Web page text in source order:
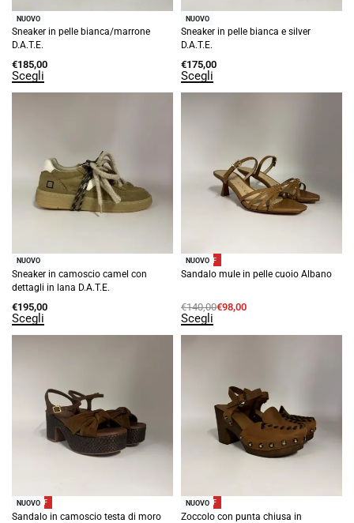
NUOVO
Sneaker in pelle bianca/marrone
D.A.T.E.
€185,00
Scegli
NUOVO
Sneaker in pelle bianca e silver
D.A.T.E.
€175,00
Scegli
NUOVO
Sneaker in camoscio camel con
dettagli in lana D.A.T.E.
€195,00
Scegli
-30% OFF
NUOVO
Sandalo mule in pelle cuoio Albano
€140,00€98,00
Scegli
-30% OFF
NUOVO
Sandalo in camoscio testa di moro
-30% OFF
NUOVO
Zoccolo con punta chiusa in